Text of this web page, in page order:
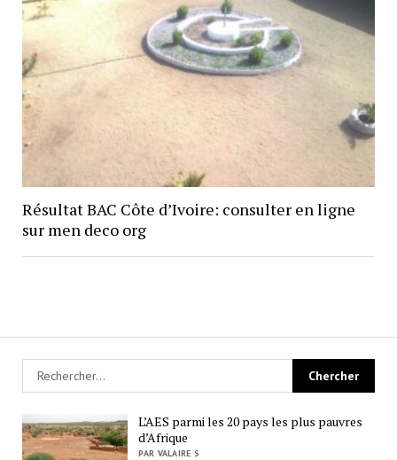
Résultat BAC Côte d’Ivoire: consulter en ligne
sur men deco org
L’AES parmi les 20 pays les plus pauvres
d’Afrique
PAR VALAIRE S